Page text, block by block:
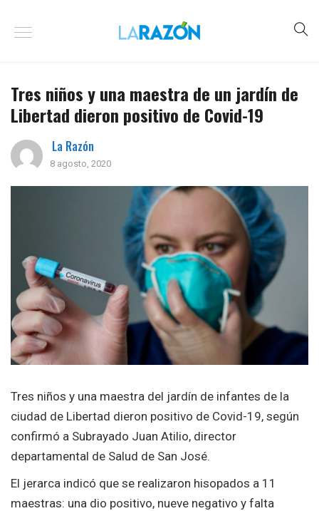
Tres niños y una maestra de un jardín de
Libertad dieron positivo de Covid-19
La Razón
8 agosto, 2020
Tres niños y una maestra del jardín de infantes de la
ciudad de Libertad dieron positivo de Covid-19, según
confirmó a Subrayado Juan Atilio, director
departamental de Salud de San José.
El jerarca indicó que se realizaron hisopados a 11
maestras: una dio positivo, nueve negativo y falta